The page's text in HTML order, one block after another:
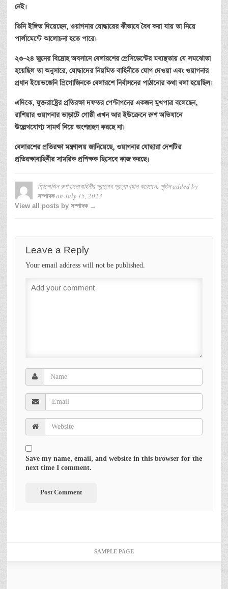
নেই।
তিনি ইঙ্গিত দিয়েছেন, ওয়াগনার যোদ্ধারের কীভাবে বৈধ করা যায় তা নিয়ে
পার্লামেন্টে আলোচনা হতে পারে।
২৩–২৪ জুনের বিদ্রোহ অবসানে বেলারশের প্রেসিডেন্টের মধ্যস্থতায় যে সমঝোতা
হয়েছিল তা অনুসারে, যোদ্ধাদের নিয়মিত বাহিনীতে যোগ দেওয়া এবং ওয়াগনার
প্রধান ইয়েভজেনি প্রিগোজিনকে বেলারশে নির্বাসনের পাঠানোর কথা বলা হয়েছিল।
এদিকে,যুক্তরাষ্ট্রের প্রতিরক্ষা দফতর পেন্টাগনের একজন মুখপাত্র বলেছেন,
রাশিয়ার ওয়াগনার ভাড়াটে গোষ্ঠী এখন আর ইউক্রেনে রুশ অভিযানে
উল্লেখযোগ্য সামর্থ নিয়ে অংশগ্রহণ করছে না।
বেলারশের প্রতিরক্ষা মন্ত্রণালয় জানিয়েছে, ওয়াগনার যোদ্ধারা দেশটির
প্রতিরক্ষাবাহিনীর সামরিক প্রশিক্ষক হিসেবে কাজ করছে।
প্রিগোজিন রুশ সেনাবাহিনীর প্রস্তাব প্রত্যাখ্যান করেছেন: পুতিনadded by
সম্পাদকon July 15, 2023
View all posts by সম্পাদক →
Leave a Reply
Your email address will not be published.
Save my name, email, and website in this browser for the
next time I comment.
SAMPLE PAGE